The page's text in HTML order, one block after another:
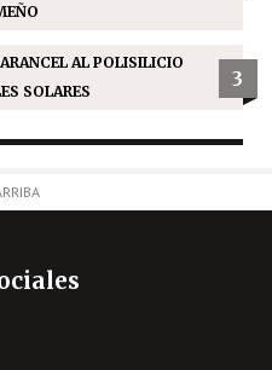
AL POLISILICIO
SOLARES
3